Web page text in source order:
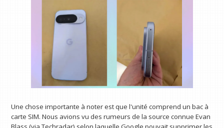
Une chose importante à noter est que l'unité comprend un bac à
carte SIM. Nous avions vu des rumeurs de la source connue Evan